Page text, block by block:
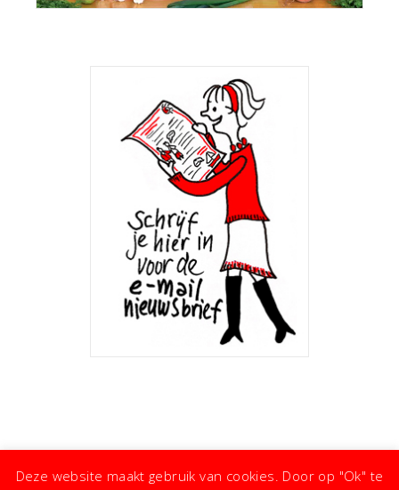
Deze website maakt gebruik van cookies. Door op "Ok" te